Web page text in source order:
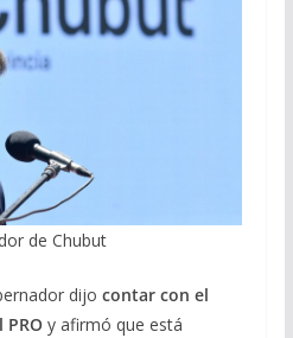
de Chubut
dijo contar con el
y afirmó que está